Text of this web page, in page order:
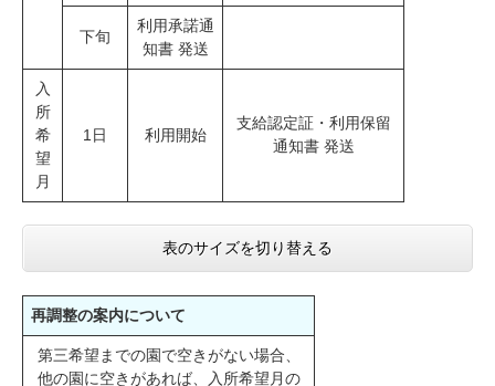
下旬
利用承諾通
知書 発送
入
所
希
望
月
1日 利用開始
支給認定証・利用保留
通知書 発送
表のサイズを切り替える
再調整の案内について
第三希望までの園で空きがない場合、
他の園に空きがあれば、入所希望月の